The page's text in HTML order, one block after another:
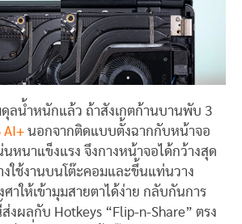
ลน้ำหนักแล้ว ถ้าสังเกตก้านบานพับ 3
AI+ นอกจากติดแบบตั้งฉากกับหน้าจอ
หนาแข็งแรง จึงกางหน้าจอได้กว้างสุด
งใช้งานบนโต๊ะคอมและขึ้นแท่นวาง
าให้เข้ามุมสายตาได้ง่าย กลับกันการ
ส่งผลกับ Hotkeys “Flip-n-Share” ตรง